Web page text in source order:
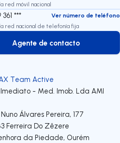
red móvil nacional
***
Ver número de teléfono
red nacional de telefonía fija
Agente de contacto
Agente de contacto
Team Active
Imediato - Med. Imob. Lda AMI
Álvares Pereira, 177
Ferreira Do Zêzere
da Piedade, Ourém